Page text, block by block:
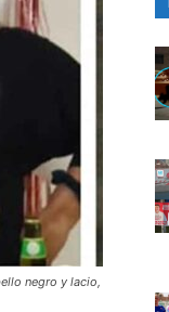
negro y lacio,